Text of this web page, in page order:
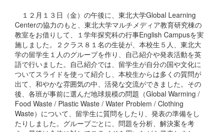
１２月１３日（金）の午後に、東北大学Global Learning
Centerの協力のもと、東北大学マルチメディア教育研究棟の
教室をお借りして、１学年探究科の行事English Campusを実
施しました。２クラス８１名の生徒が、本校生５人、東北大
学の留学生１人のグループを作り、自己紹介や発表活動を英
語で行いました。自己紹介では、留学生が自分の国や文化に
ついてスライドを使って紹介し、本校生からは多くの質問が
出て、和やかな雰囲気の中、活発な交流ができました。その
後、各班が事前に選んだ地球規模の問題（Global Warming /
Food Waste / Plastic Waste / Water Problem / Clothing
Waste）について、留学生に質問をしたり、発表の準備をし
たりしました。グループごとに、問題を分析、解決案を考